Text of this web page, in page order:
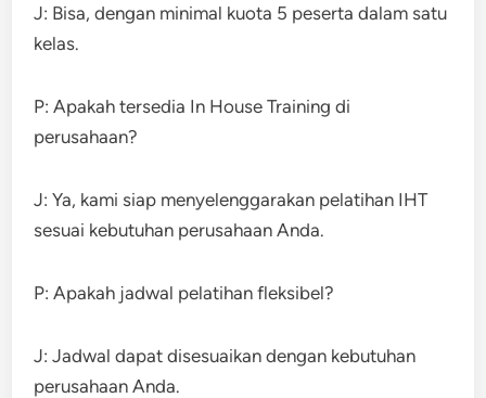
J: Bisa, dengan minimal kuota 5 peserta dalam satu
kelas.
P: Apakah tersedia In House Training di
perusahaan?
J: Ya, kami siap menyelenggarakan pelatihan IHT
sesuai kebutuhan perusahaan Anda.
P: Apakah jadwal pelatihan fleksibel?
J: Jadwal dapat disesuaikan dengan kebutuhan
perusahaan Anda.